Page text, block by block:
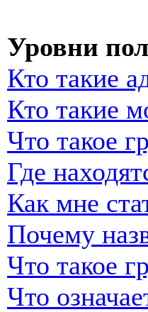
Уровни
Кто такие
Кто такие
Что такое
Где
Как мне
Почему
Что такое
Что